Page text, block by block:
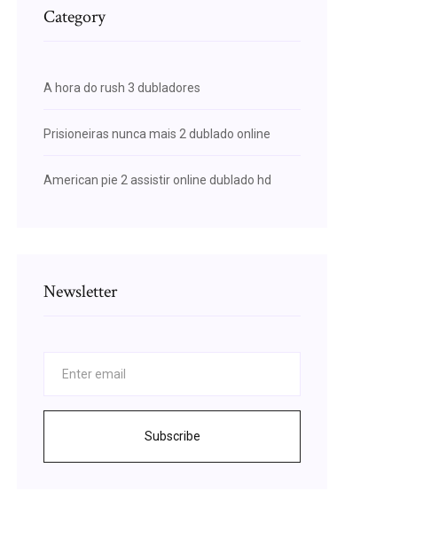
Category
A hora do rush 3 dubladores
Prisioneiras nunca mais 2 dublado online
American pie 2 assistir online dublado hd
Newsletter
Subscribe